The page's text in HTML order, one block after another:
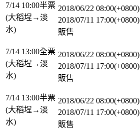
7/14 10:00半票
(大稻埕→淡
水)
2018/06/22 08:00(+0800)
2018/07/11 17:00(+0800)
販售
7/14 13:00全票
(大稻埕→淡
水)
2018/06/22 08:00(+0800)
2018/07/11 17:00(+0800)
販售
7/14 13:00半票
(大稻埕→淡
水)
2018/06/22 08:00(+0800)
2018/07/11 17:00(+0800)
販售